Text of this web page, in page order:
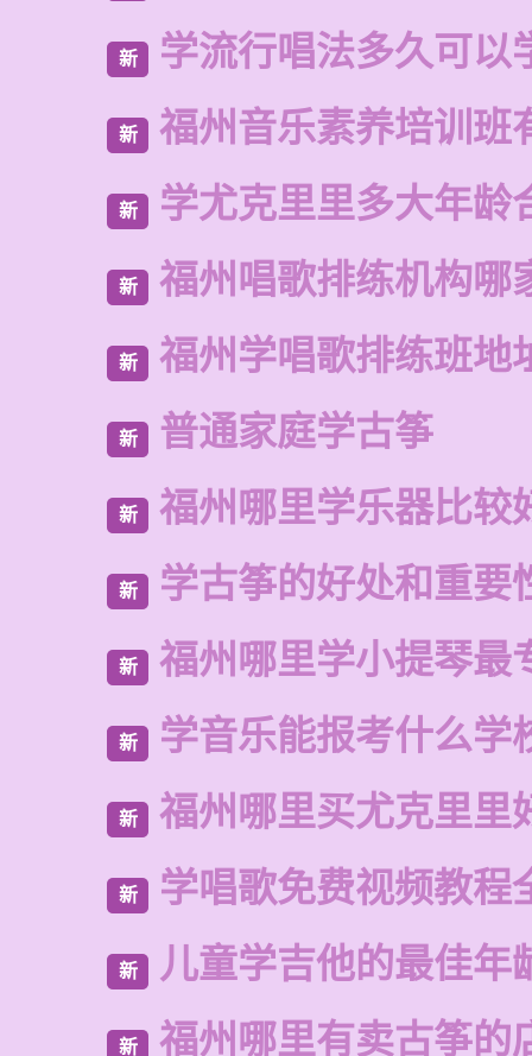
新 学流行唱法多久可以
新 福州音乐素养培训班
新 学尤克里里多大年龄
新 福州唱歌排练机构哪
新 福州学唱歌排练班地
新 普通家庭学古筝
新 福州哪里学乐器比较
新 学古筝的好处和重要
新 福州哪里学小提琴最
新 学音乐能报考什么学
新 福州哪里买尤克里里
新 学唱歌免费视频教程
新 儿童学吉他的最佳年
新 福州哪里有卖古筝的